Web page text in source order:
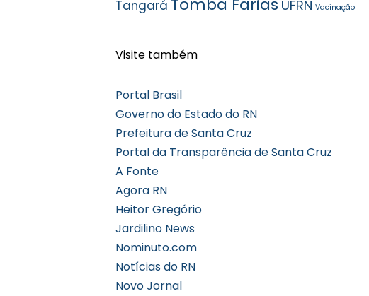
Tangará Tomba Farias UFRN Vacinação
Visite também
Portal Brasil
Governo do Estado do RN
Prefeitura de Santa Cruz
Portal da Transparência de Santa Cruz
A Fonte
Agora RN
Heitor Gregório
Jardilino News
Nominuto.com
Notícias do RN
Novo Jornal